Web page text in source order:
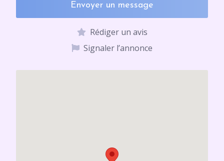
Envoyer un message
Rédiger un avis
Signaler l’annonce